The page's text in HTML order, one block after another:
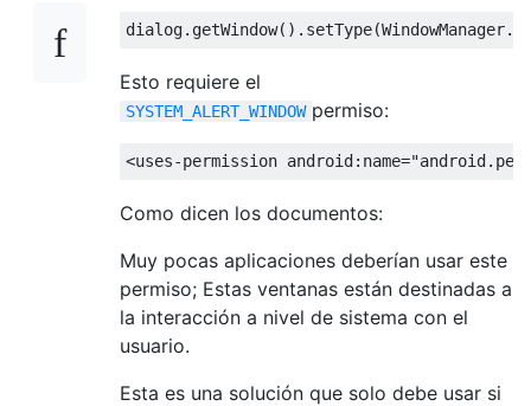
dialog. getWindow(). setType(WindowManager.
Esto requiere el
SYSTEM_ALERT_WINDOW permiso:
<uses-permission android:name=
Como dicen los documentos:
Muy pocas aplicaciones deberían usar este
permiso; Estas ventanas están destinadas a
la interacción a nivel de sistema con el
usuario.
Esta es una solución que solo debe usar si